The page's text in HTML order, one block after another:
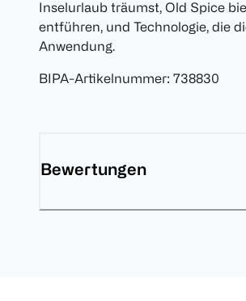
Inselurlaub träumst, Old Spice
entführen, und Technologie, die
Anwendung.
BIPA-Artikelnummer: 738830
Bewertungen